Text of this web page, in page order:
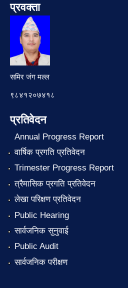
प्रवक्ता
समिर जंग मल्ल
९८४१२०७४१८
प्रतिवेदन
Annual Progress Report
वार्षिक प्रगति प्रतिवेदन
Trimester Progress Report
त्रैमासिक प्रगति प्रतिवेदन
लेखा परिक्षण प्रतिवेदन
Public Hearing
सार्वजनिक सुनुवाई
Public Audit
सार्वजनिक परीक्षण